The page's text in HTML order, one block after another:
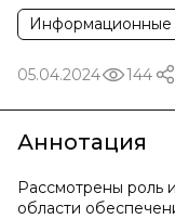
Информационные
05.04.2024 144
Аннотация
Рассмотрены роль
области